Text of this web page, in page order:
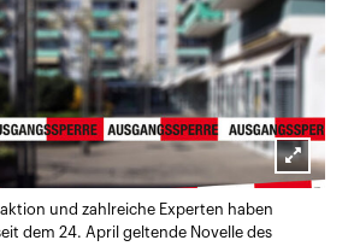
Lightbox
und zahlreiche Experten haben
dem 24. April geltende Novelle des